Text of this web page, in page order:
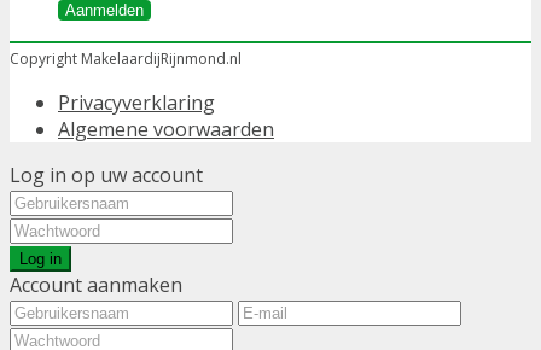
Aanmelden
Copyright MakelaardijRijnmond.nl
Privacyverklaring
Algemene voorwaarden
Log in op uw account
Log in
Account aanmaken